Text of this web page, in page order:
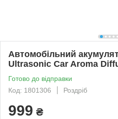
Автомобільний
Ultrasonic Car Aroma
Готово до відправки
Код: 1801306
Роздріб
999 ₴